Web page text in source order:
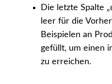
Die letzte Spalte
leer für die
Beispielen an
gefüllt, um einen
zu erreichen.